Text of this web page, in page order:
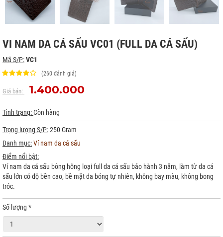
VI NAM DA CÁ SẤU VC01 (FULL DA CÁ SẤU)
Mã S/P:VC1
(260 đánh giá)
Giá bán: 1.400.000
Tình trạng:Còn hàng
Trọng lượng S/P:250 Gram
Danh mục:Ví nam da cá sấu
Điểm nổi bật:
Ví nam da cá sấu bông hông loại full da cá sấu bảo hành 3 năm, làm từ da cá
sấu lớn có độ bền cao, bề mặt da bóng tự nhiên, không bay màu, không bong
tróc.
Số lượng *